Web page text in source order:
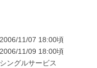
11/07 18:00頃
11/09 18:00頃
ルサービス